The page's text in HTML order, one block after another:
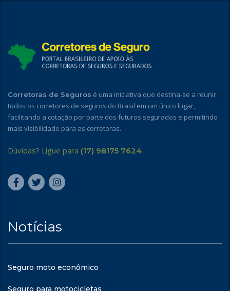
Corretoras de Seguros é uma iniciativa que destina-se a reunir
todos os corretores de seguros do Brasil em um único lugar,
facilitando a cotação por parte dos futuros segurados e permitindo
mais visibilidade para as corretoras.
Dúvidas? Ligue para (17) 98175 7624
Notícias
Seguro moto econômico
Seguro para motocicletas